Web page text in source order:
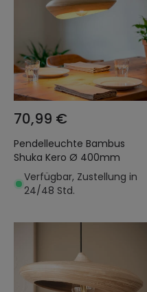
70,99 €
Pendelleuchte Bambus
Shuka Kero Ø 400mm
Verfügbar, Zustellung in
24/48 Std.